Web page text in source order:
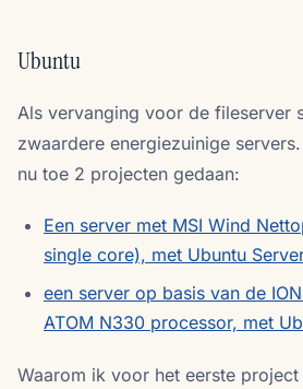
Ubuntu
Als vervanging voor de fileserver
zwaardere energiezuinige
nu toe 2 projecten gedaan:
Een server met MSI Wind
single core), met Ubuntu
een server op basis van de
ATOM N330 processor, met
Waarom ik voor het eerste